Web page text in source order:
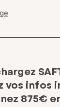
vos infos
875€